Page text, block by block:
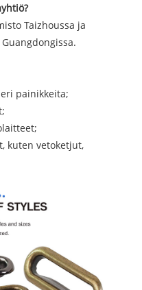
Taizhoussa ja
painikkeita;
kuten vetoketjut,